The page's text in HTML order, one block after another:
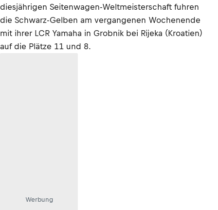
diesjährigen Seitenwagen-Weltmeisterschaft fuhren
die Schwarz-Gelben am vergangenen Wochenende
mit ihrer LCR Yamaha in Grobnik bei Rijeka (Kroatien)
auf die Plätze 11 und 8.
Werbung